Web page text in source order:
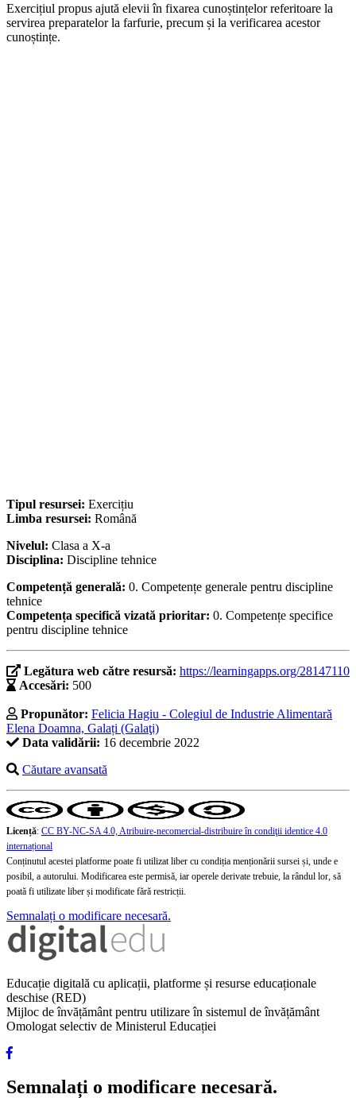
Exercițiul propus ajută elevii în fixarea cunoștințelor referitoare la
servirea preparatelor la farfurie, precum și la verificarea acestor
cunoștințe.
Tipul resursei: Exercițiu
Limba resursei: Română
Nivelul: Clasa a X-a
Disciplina: Discipline tehnice
Competență generală: 0. Competențe generale pentru discipline
tehnice
Competența specifică vizată prioritar: 0. Competențe specifice
pentru discipline tehnice
Legătura web către resursă: https://learningapps.org/28147110
Accesări: 500
Propunător: Felicia Hagiu - Colegiul de Industrie Alimentară
Elena Doamna, Galați (Galaţi)
Data validării: 16 decembrie 2022
Căutare avansată
Licență: CC BY-NC-SA 4.0, Atribuire-necomercial-distribuire în condiţii identice 4.0
internațional
Conținutul acestei platforme poate fi utilizat liber cu condiția menționării sursei și, unde e
posibil, a autorului. Modificarea este permisă, iar operele derivate trebuie, la rândul lor, să
poată fi utilizate liber și modificate fără restricții.
Semnalați o modificare necesară.
Educație digitală cu aplicații, platforme și resurse educaționale
deschise (RED)
Mijloc de învățământ pentru utilizare în sistemul de învățământ
Omologat selectiv de Ministerul Educației
Semnalați o modificare necesară.